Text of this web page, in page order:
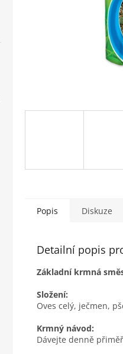
Popis Diskuze
Detailní popis
Základní krmná
Složení:
Oves celý, ječmen,
Krmný návod:
Dávejte denně